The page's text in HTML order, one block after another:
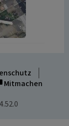
Mitmachen